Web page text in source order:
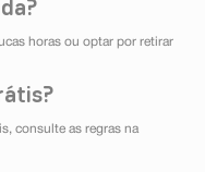
horas ou optar por retirar
consulte as regras na